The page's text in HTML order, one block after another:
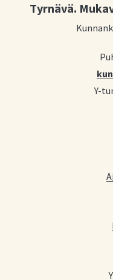
Tyrnävä.
Y-